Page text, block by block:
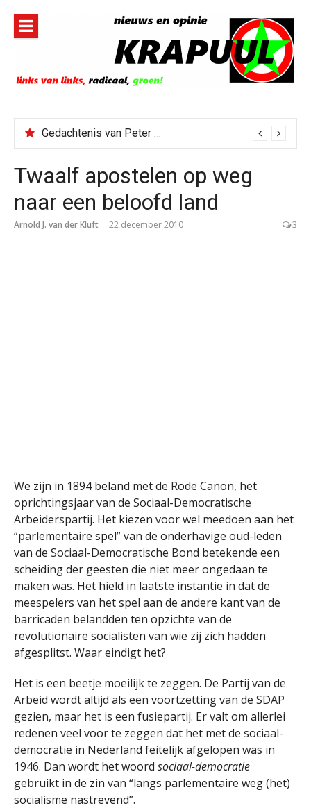
inhoud
Gedachtenis van Peter Faber
Twaalf apostelen op weg
naar een beloofd land
Arnold J. van der Kluft 22 december 2010 3
We zijn in 1894 beland met de Rode Canon, het
oprichtingsjaar van de Sociaal-Democratische
Arbeiderspartij. Het kiezen voor wel meedoen aan het
“parlementaire spel” van de onderhavige oud-leden
van de Sociaal-Democratische Bond betekende een
scheiding der geesten die niet meer ongedaan te
maken was. Het hield in laatste instantie in dat de
meespelers van het spel aan de andere kant van de
barricaden belandden ten opzichte van de
revolutionaire socialisten van wie zij zich hadden
afgesplitst. Waar eindigt het?
Het is een beetje moeilijk te zeggen. De Partij van de
Arbeid wordt altijd als een voortzetting van de SDAP
gezien, maar het is een fusiepartij. Er valt om allerlei
redenen veel voor te zeggen dat het met de sociaal-
democratie in Nederland feitelijk afgelopen was in
1946. Dan wordt het woord sociaal-democratie
gebruikt in de zin van “langs parlementaire weg (het)
socialisme nastrevend”.